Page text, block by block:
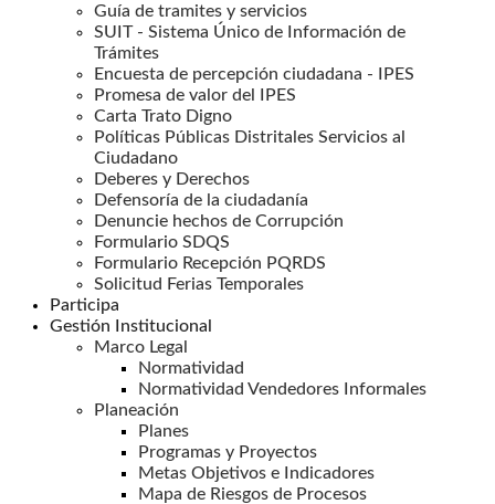
Guía de tramites y servicios
SUIT - Sistema Único de Información de
Trámites
Encuesta de percepción ciudadana - IPES
Promesa de valor del IPES
Carta Trato Digno
Políticas Públicas Distritales Servicios al
Ciudadano
Deberes y Derechos
Defensoría de la ciudadanía
Denuncie hechos de Corrupción
Formulario SDQS
Formulario Recepción PQRDS
Solicitud Ferias Temporales
Participa
Gestión Institucional
Marco Legal
Normatividad
Normatividad Vendedores Informales
Planeación
Planes
Programas y Proyectos
Metas Objetivos e Indicadores
Mapa de Riesgos de Procesos